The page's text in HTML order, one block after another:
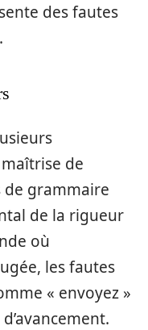
des fautes
de
de grammaire
de la rigueur
où
les fautes
« envoyez »